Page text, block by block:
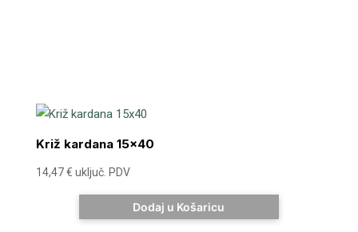
Križ kardana 15×40
14,47€ uključ. PDV
Dodaj u Košaricu